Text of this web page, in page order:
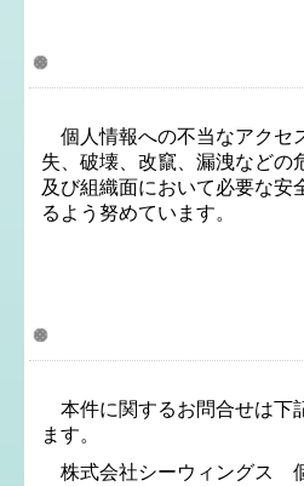
個人情報への不当なアクセ
失、破壊、改竄、漏洩などの
及び組織面において必要な安
るよう努めています。
本件に関するお問合せは下
ます。
株式会社シーウィングス